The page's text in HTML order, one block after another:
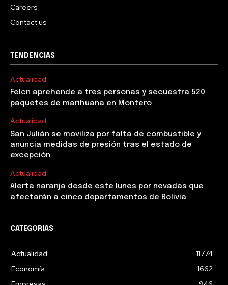
Careers
Contact us
TENDENCIAS
Actualidad
Felcn aprehende a tres personas y secuestra 520
paquetes de marihuana en Montero
Actualidad
San Julián se moviliza por falta de combustible y
anuncia medidas de presión tras el estado de
excepción
Actualidad
Alerta naranja desde este lunes por nevadas que
afectarán a cinco departamentos de Bolivia
CATEGORIAS
Actualidad
11774
Economía
1662